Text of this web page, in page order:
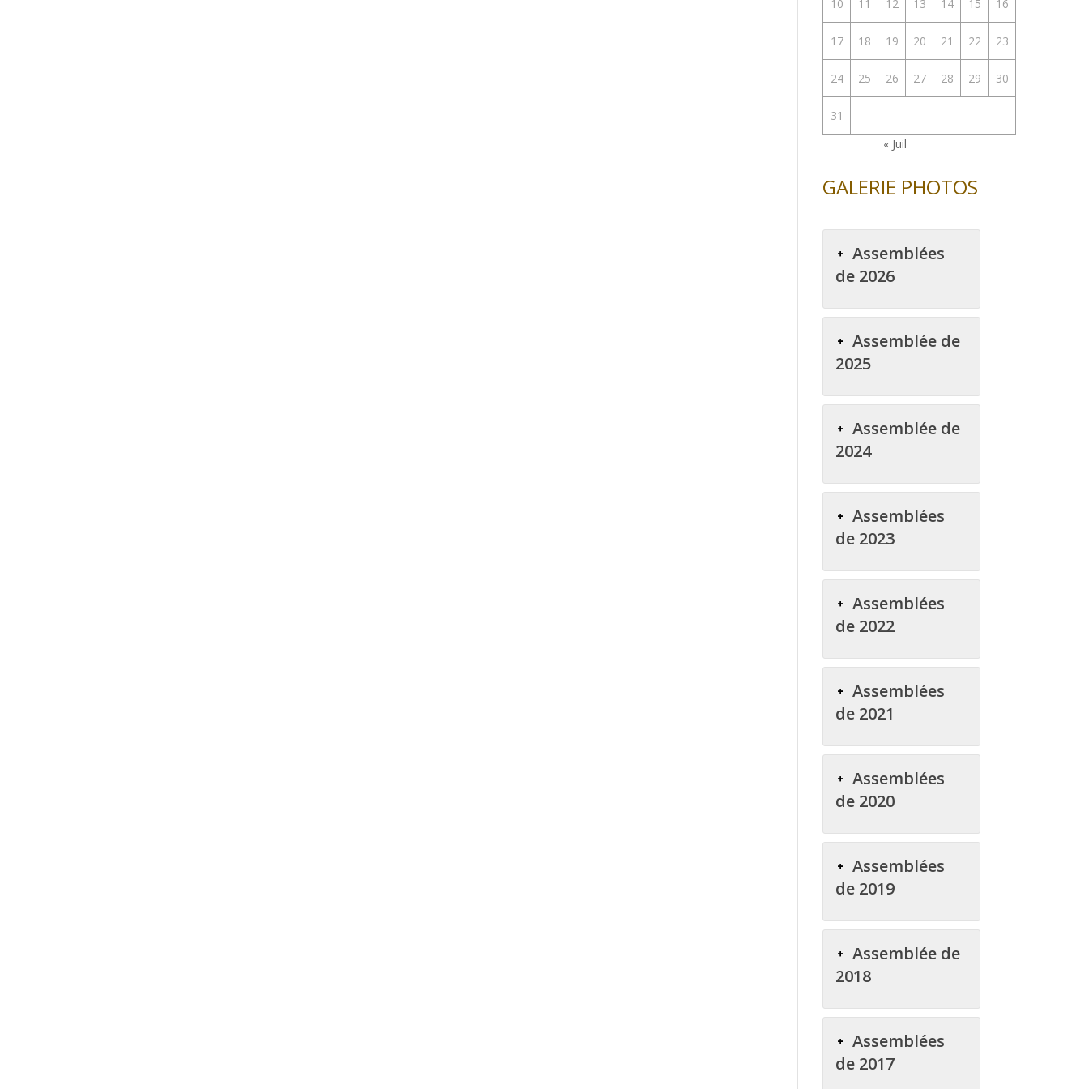
10 11 12 13 14 15 16
17 18 19 20 21 22 23
24 25 26 27 28 29 30
31
« Juil
GALERIE PHOTOS
Assemblées
de 2026
Assemblée de
2025
Assemblée de
2024
Assemblées
de 2023
Assemblées
de 2022
Assemblées
de 2021
Assemblées
de 2020
Assemblées
de 2019
Assemblée de
2018
Assemblées
de 2017